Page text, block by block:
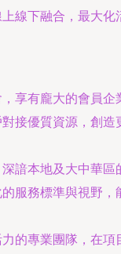
線下融合，最大化
享有龐大的會員企
接優質資源，創造
諳本地及大中華區
服務標準與視野，
的專業團隊，在項